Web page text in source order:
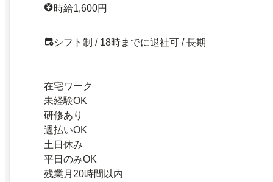
時給1,600円
シフト制 / 18時までに退社可 / 長期
在宅ワーク
未経験OK
研修あり
週払いOK
土日休み
平日のみOK
残業月20時間以内